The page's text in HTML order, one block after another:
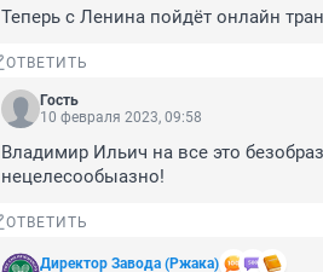
Теперь с Ленина пойдёт онлайн
ОТВЕТИТЬ
Гость
10 февраля 2023, 09:58
Владимир Ильич на все это
нецелесообыазно!
ОТВЕТИТЬ
Директор Завода (Ржака)